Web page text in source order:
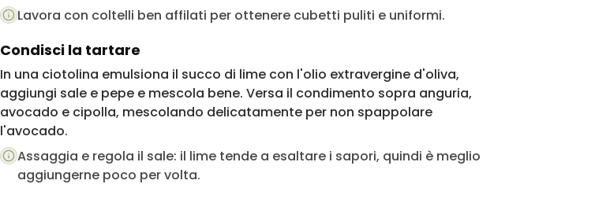
Lavora con coltelli ben affilati per ottenere cubetti puliti e uniformi.
Condisci la tartare
In una ciotolina emulsiona il succo di lime con l'olio extravergine d'oliva,
aggiungi sale e pepe e mescola bene. Versa il condimento sopra anguria,
avocado e cipolla, mescolando delicatamente per non spappolare
l'avocado.
Assaggia e regola il sale: il lime tende a esaltare i sapori, quindi è meglio
aggiungerne poco per volta.